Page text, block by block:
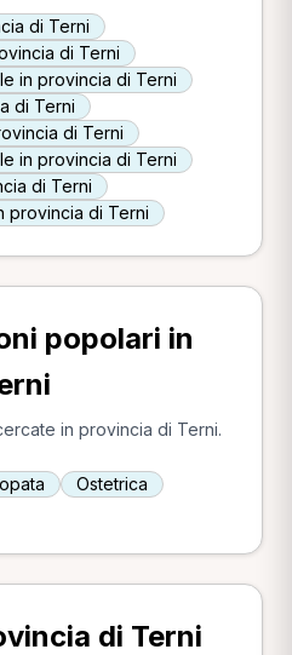
di Terni
di Terni
in provincia di Terni
di Terni
di Terni
in provincia di Terni
di Terni
provincia di Terni
popolari in
in provincia di Terni.
Ostetrica
di Terni